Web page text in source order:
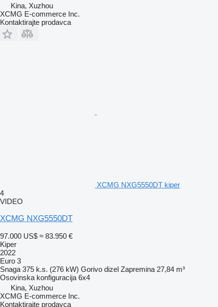
Kina, Xuzhou
XCMG E-commerce Inc.
Kontaktirajte prodavca
XCMG NXG5550DT kiper
4
VIDEO
XCMG NXG5550DT
97.000 US$ ≈ 83.950 €
Kiper
2022
Euro 3
Snaga 375 k.s. (276 kW) Gorivo dizel Zapremina 27,84 m³
Osovinska konfiguracija 6x4
Kina, Xuzhou
XCMG E-commerce Inc.
Kontaktirajte prodavca